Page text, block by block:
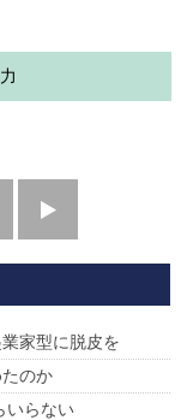
へ
家型に脱皮を
のか
いらない